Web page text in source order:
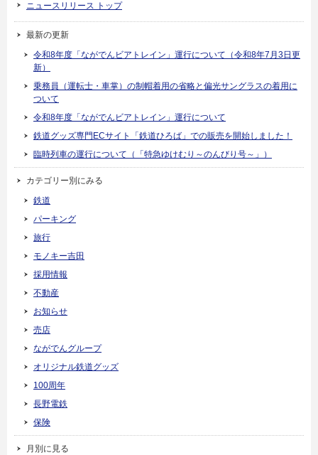
ニュースリリース トップ
最新の更新
令和8年度「ながでんビアトレイン」運行について（令和8年7月3日更
新）
乗務員（運転士・車掌）の制帽着用の省略と偏光サングラスの着用に
ついて
令和8年度「ながでんビアトレイン」運行について
鉄道グッズ専門ECサイト「鉄道ひろば」での販売を開始しました！
臨時列車の運行について（「特急ゆけむり～のんびり号～」）
カテゴリー別にみる
鉄道
パーキング
旅行
モノキー吉田
採用情報
不動産
お知らせ
売店
ながでんグループ
オリジナル鉄道グッズ
100周年
長野電鉄
保険
月別に見る